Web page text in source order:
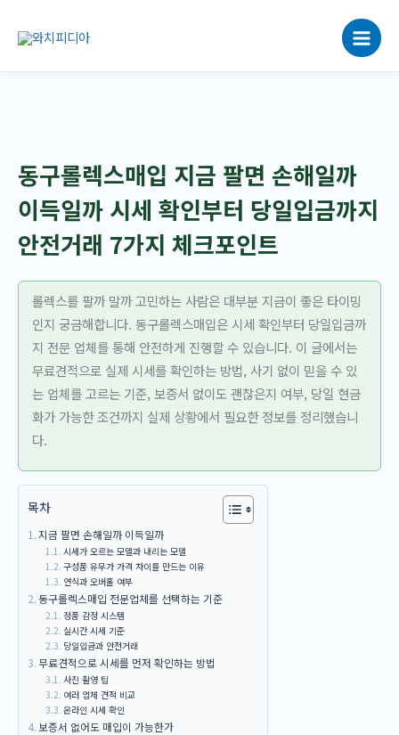
로
동구롤렉스매입 지금 팔면 손해일까
이득일까 시세 확인부터 당일입금까지
안전거래 7가지 체크포인트
롤렉스를 팔까 말까 고민하는 사람은 대부분 지금이 좋은 타이밍
인지 궁금해합니다. 동구롤렉스매입은 시세 확인부터 당일입금까
지 전문 업체를 통해 안전하게 진행할 수 있습니다. 이 글에서는
무료견적으로 실제 시세를 확인하는 방법, 사기 없이 믿을 수 있
는 업체를 고르는 기준, 보증서 없이도 괜찮은지 여부, 당일 현금
화가 가능한 조건까지 실제 상황에서 필요한 정보를 정리했습니
다.
목차
지금 팔면 손해일까 이득일까
시세가 오르는 모델과 내리는 모델
구성품 유무가 가격 차이를 만드는 이유
연식과 오버홀 여부
동구롤렉스매입 전문업체를 선택하는 기준
정품 감정 시스템
실시간 시세 기준
당일입금과 안전거래
무료견적으로 시세를 먼저 확인하는 방법
사진 촬영 팁
여러 업체 견적 비교
온라인 시세 확인
보증서 없어도 매입이 가능한가